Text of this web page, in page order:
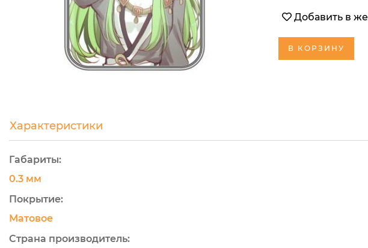
Добавить в
В КОРЗИНУ
Характеристики
Габариты:
0.3 мм
Покрытие:
Матовое
Страна производитель: